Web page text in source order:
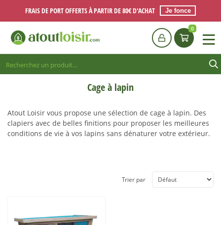
Cage à lapin
Atout Loisir vous propose une sélection de cage à lapin. Des
clapiers avec de belles finitions pour proposer les meilleures
conditions de vie à vos lapins sans dénaturer votre extérieur.
Trier par
FRAIS DE PORT OFFERTS À PARTIR DE 80€ D'ACHAT Je fonce
0